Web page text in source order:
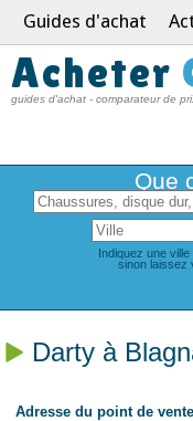
Guides d'achat
Acheter
guides d'achat - comparateur de
Que
Indiquez une
sinon laissez
Darty à
Adresse du point de vente